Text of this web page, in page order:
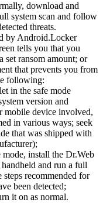
download and
system scan and follow
threats.
by Android.Locker
tells you that you
set ransom amount; or
that prevents you from
following:
in the safe mode
version and
mobile device involved,
in various ways; seek
that was shipped with
install the Dr.Web
and run a full
recommended for
been detected;
it on as normal.